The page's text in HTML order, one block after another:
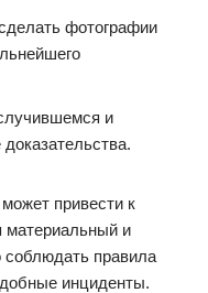
фотографии
и
привести к
материальный и
правила
инциденты.